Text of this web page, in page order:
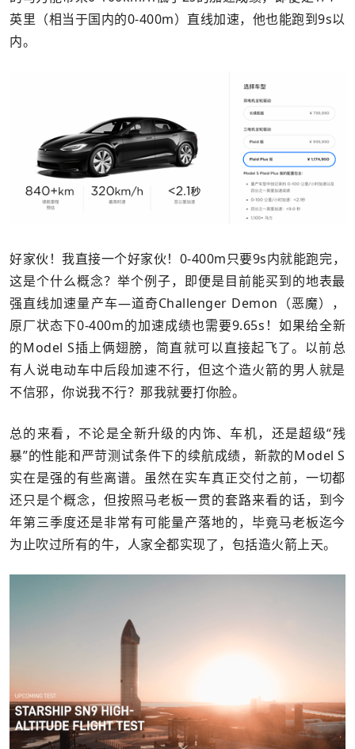
英里（相当于国内的0-400m）直线加速，他也能跑到9s以
内。
好家伙！我直接一个好家伙！0-400m只要9s内就能跑完，
这是个什么概念？举个例子，即便是目前能买到的地表最
强直线加速量产车—道奇Challenger Demon（恶魔），
原厂状态下0-400m的加速成绩也需要9.65s！如果给全新
的Model S插上俩翅膀，简直就可以直接起飞了。以前总
有人说电动车中后段加速不行，但这个造火箭的男人就是
不信邪，你说我不行？那我就要打你脸。
总的来看，不论是全新升级的内饰、车机，还是超级“残
暴”的性能和严苛测试条件下的续航成绩，新款的Model S
实在是强的有些离谱。虽然在实车真正交付之前，一切都
还只是个概念，但按照马老板一贯的套路来看的话，到今
年第三季度还是非常有可能量产落地的，毕竟马老板迄今
为止吹过所有的牛，人家全都实现了，包括造火箭上天。